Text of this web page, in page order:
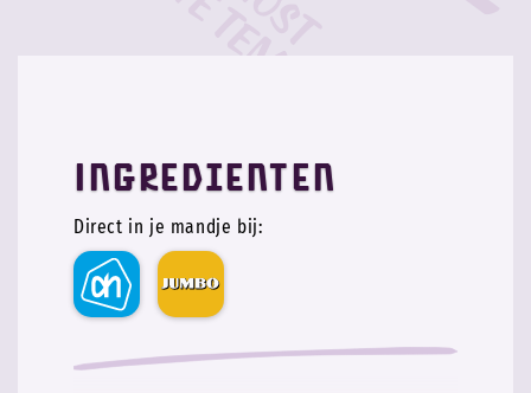
Ingredienten
Direct in je mandje bij: